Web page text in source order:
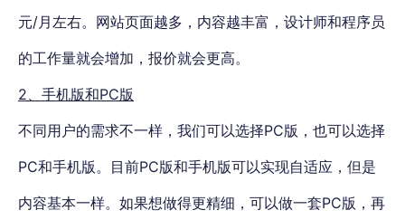
元/月左右。网站页面越多，内容越丰富，设计师和程序员
的工作量就会增加，报价就会更高。
2、手机版和PC版
不同用户的需求不一样，我们可以选择PC版，也可以选择
PC和手机版。目前PC版和手机版可以实现自适应，但是
内容基本一样。如果想做得更精细，可以做一套PC版，再